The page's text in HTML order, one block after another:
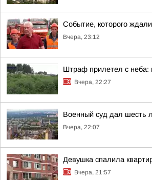
Событие, которого
Вчера, 23:12
Штраф прилетел с неба:
Вчера, 22:27
Военный суд дал шесть
Вчера, 22:07
Девушка спалила
Вчера, 21:57